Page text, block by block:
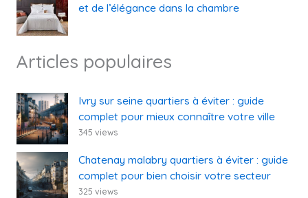
et de l’élégance dans la chambre
Articles populaires
Ivry sur seine quartiers à éviter : guide
complet pour mieux connaître votre ville
345 views
Chatenay malabry quartiers à éviter : guide
complet pour bien choisir votre secteur
325 views